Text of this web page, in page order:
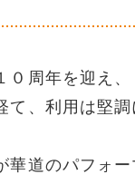
０周年を迎え
て、利用は堅調
華道のパフォ